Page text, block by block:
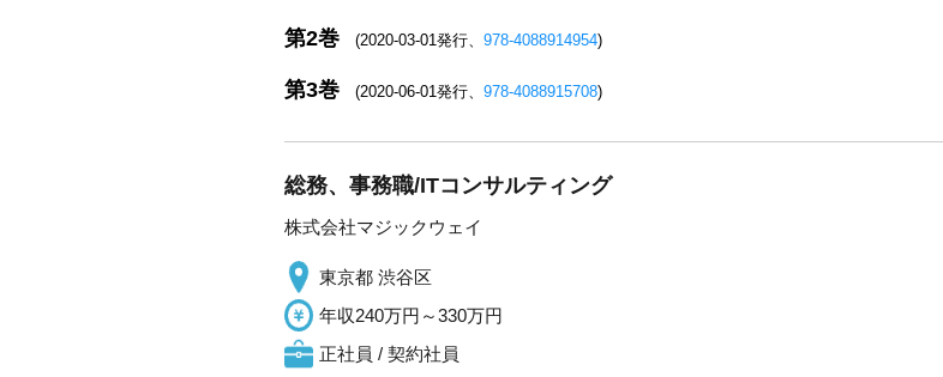
第2巻 (2020-03-01発行、 978-4088914954)
第3巻 (2020-06-01発行、 978-4088915708)
総務、事務職/ITコンサルティング
株式会社マジックウェイ
東京都 渋谷区
年収240万円～330万円
正社員 / 契約社員